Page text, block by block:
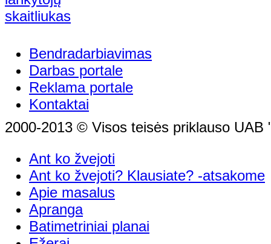
Bendradarbiavimas
Darbas portale
Reklama portale
Kontaktai
2000-2013 © Visos teisės priklauso UAB
Ant ko žvejoti
Ant ko žvejoti? Klausiate? -atsakome
Apie masalus
Apranga
Batimetriniai planai